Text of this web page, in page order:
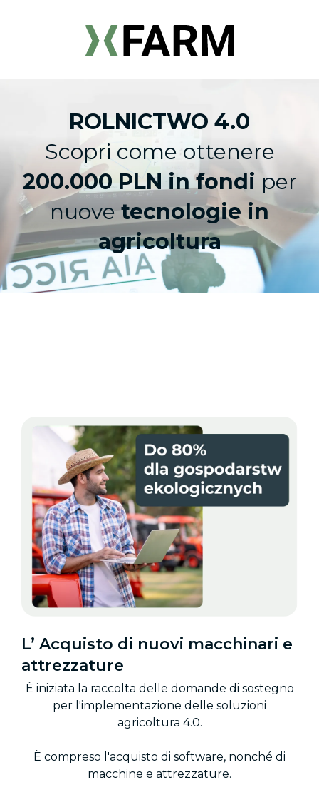
ROLNICTWO 4.0
Scopri come ottenere
200.000 PLN in fondi per
nuovetecnologie in
agricoltura
L’ Acquisto di nuovi macchinari e
attrezzature
È iniziata la raccolta delle domande di sostegno
per l'implementazione delle soluzioni
agricoltura 4.0.
È compreso l'acquisto di software, nonché di
macchine e attrezzature.